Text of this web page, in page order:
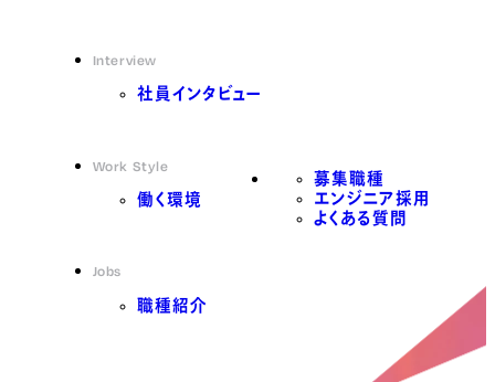
Interview
社員インタビュー
Work Style
働く環境
Jobs
職種紹介
募集職種
エンジニア採用
よくある質問